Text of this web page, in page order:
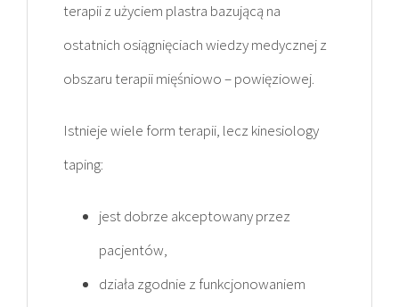
terapii z użyciem plastra bazującą na
ostatnich osiągnięciach wiedzy medycznej z
obszaru terapii mięśniowo – powięziowej.
Istnieje wiele form terapii, lecz kinesiology
taping:
jest dobrze akceptowany przez
pacjentów,
działa zgodnie z funkcjonowaniem